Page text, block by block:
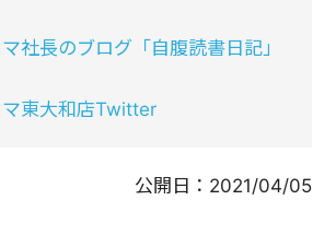
社長のブログ「自腹読書日記」
マ東大和店Twitter
公開日： 2021/04/05